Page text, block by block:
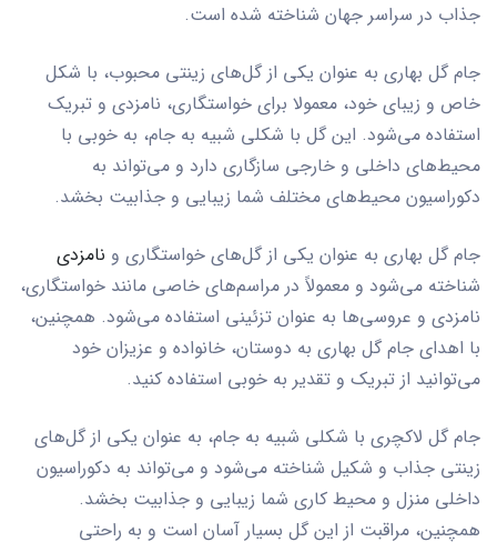
جذاب در سراسر جهان شناخته شده است.
جام گل بهاری به عنوان یکی از گل‌های زینتی محبوب، با شکل
خاص و زیبای خود، معمولا برای خواستگاری، نامزدی و تبریک
استفاده می‌شود. این گل با شکلی شبیه به جام، به خوبی با
محیط‌های داخلی و خارجی سازگاری دارد و می‌تواند به
دکوراسیون محیط‌های مختلف شما زیبایی و جذابیت بخشد.
جام گل بهاری به عنوان یکی از گل‌های خواستگاری و نامزدی
شناخته می‌شود و معمولاً در مراسم‌های خاصی مانند خواستگاری،
نامزدی و عروسی‌ها به عنوان تزئینی استفاده می‌شود. همچنین،
با اهدای جام گل بهاری به دوستان، خانواده و عزیزان خود
می‌توانید از تبریک و تقدیر به خوبی استفاده کنید.
جام گل لاکچری با شکلی شبیه به جام، به عنوان یکی از گل‌های
زینتی جذاب و شکیل شناخته می‌شود و می‌تواند به دکوراسیون
داخلی منزل و محیط کاری شما زیبایی و جذابیت بخشد.
همچنین، مراقبت از این گل بسیار آسان است و به راحتی